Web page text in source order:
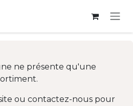
ne présente qu'une
ou contactez-nous pour